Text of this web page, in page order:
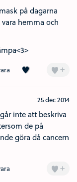
på dagarna
hemma och
Kärlek (1) +
25 dec 2014
inte att beskriva
de på
göra då cancern
+